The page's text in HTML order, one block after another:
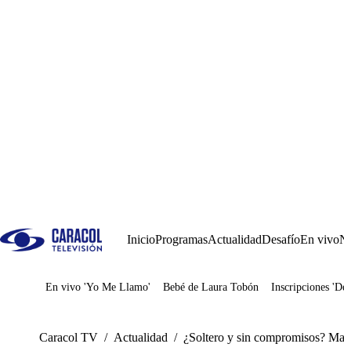
InicioProgramasActualidadDesafíoEn vivo
Juegos
En vivo 'Yo Me Llamo' Bebé de Laura Tobón Inscripciones
Caracol TV / Actualidad / ¿Soltero y sin compromisos?